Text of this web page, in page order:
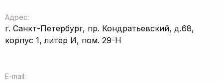
Адрес:
г. Санкт-Петербург, пр. Кондратьевский, д.68,
корпус 1, литер И, пом. 29-Н
E-mail: